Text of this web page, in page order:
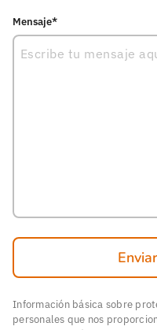
Mensaje*
Información básica sobre
personales que nos